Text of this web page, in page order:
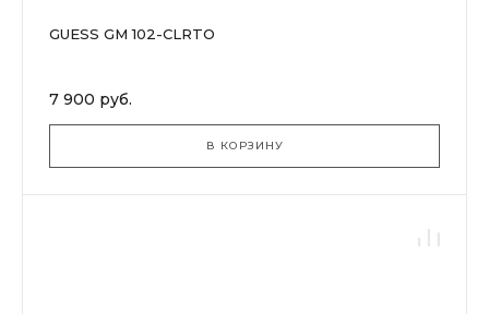
GUESS GM 102-CLRTO
7 900 руб.
В КОРЗИНУ